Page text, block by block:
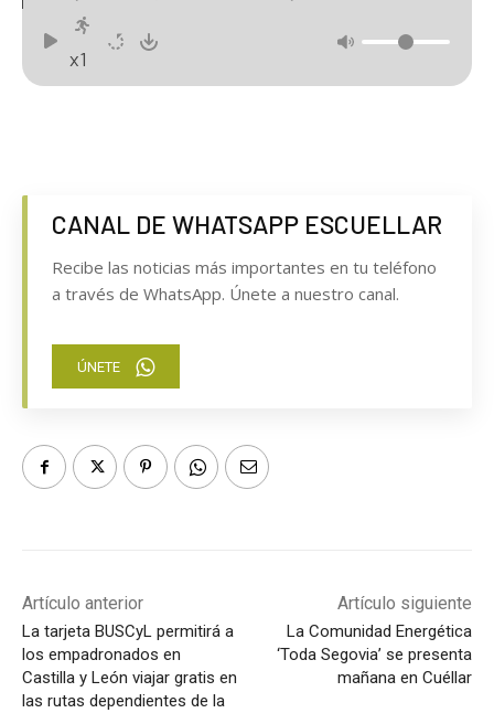
x1
CANAL DE WHATSAPP ESCUELLAR
Recibe las noticias más importantes en tu teléfono
a través de WhatsApp. Únete a nuestro canal.
ÚNETE
Artículo anterior
La tarjeta BUSCyL permitirá a
los empadronados en
Castilla y León viajar gratis en
las rutas dependientes de la
Artículo siguiente
La Comunidad Energética
‘Toda Segovia’ se presenta
mañana en Cuéllar